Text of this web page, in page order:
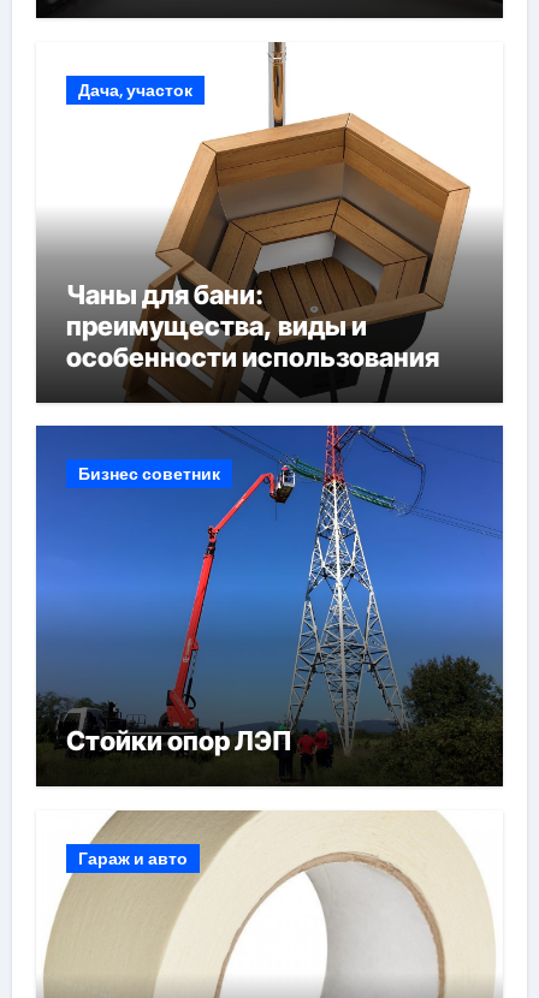
Дача, участок
Чаны для бани:
преимущества, виды и
особенности использования
Бизнес советник
Стойки опор ЛЭП
Гараж и авто